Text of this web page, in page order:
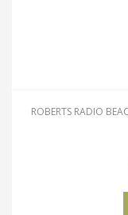
ROBERTS RADIO